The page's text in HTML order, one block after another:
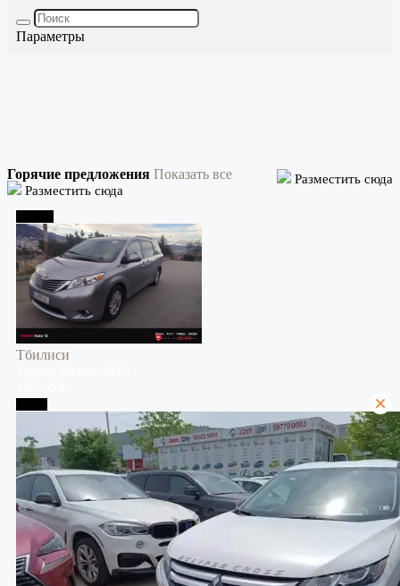
Параметры
Горячие предложения Показать все
Разместить сюда
Разместить сюда
Тбилиси